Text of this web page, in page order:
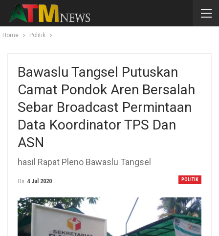
Home Politik
Bawaslu Tangsel Putuskan
Camat Pondok Aren Bersalah
Sebar Broadcast Permintaan
Data Koordinator TPS Dan
ASN
hasil Rapat Pleno Bawaslu Tangsel
POLITIK
On 4 Jul 2020